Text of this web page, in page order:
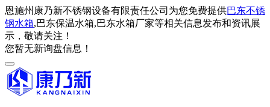
恩施州康乃新不锈钢设备有限责任公司为您免费提供巴东不锈
钢水箱,巴东保温水箱,巴东水箱厂家等相关信息发布和资讯展
示，敬请关注！
您暂无新询盘信息！